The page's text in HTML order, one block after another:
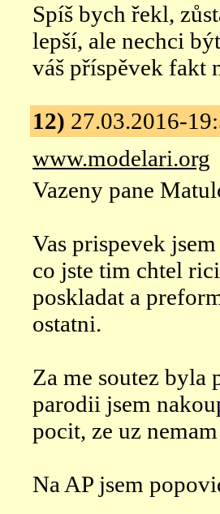
Spíš bych řekl,
lepší, ale nechci
váš příspěvek fakt
12) 27.03.2016-
www.modelari.org
Vazeny pane
Vas prispevek
co jste tim chtel
poskladat a
ostatni.
Za me soutez byla
parodii jsem
pocit, ze uz
Na AP jsem